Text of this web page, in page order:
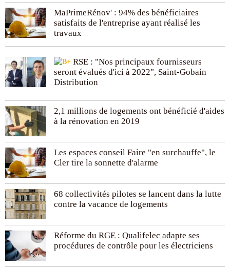
MaPrimeRénov' : 94% des bénéficiaires
satisfaits de l'entreprise ayant réalisé les
travaux
RSE : "Nos principaux fournisseurs
seront évalués d'ici à 2022", Saint-Gobain
Distribution
2,1 millions de logements ont bénéficié d'aides
à la rénovation en 2019
Les espaces conseil Faire "en surchauffe", le
Cler tire la sonnette d'alarme
68 collectivités pilotes se lancent dans la lutte
contre la vacance de logements
Réforme du RGE : Qualifelec adapte ses
procédures de contrôle pour les électriciens